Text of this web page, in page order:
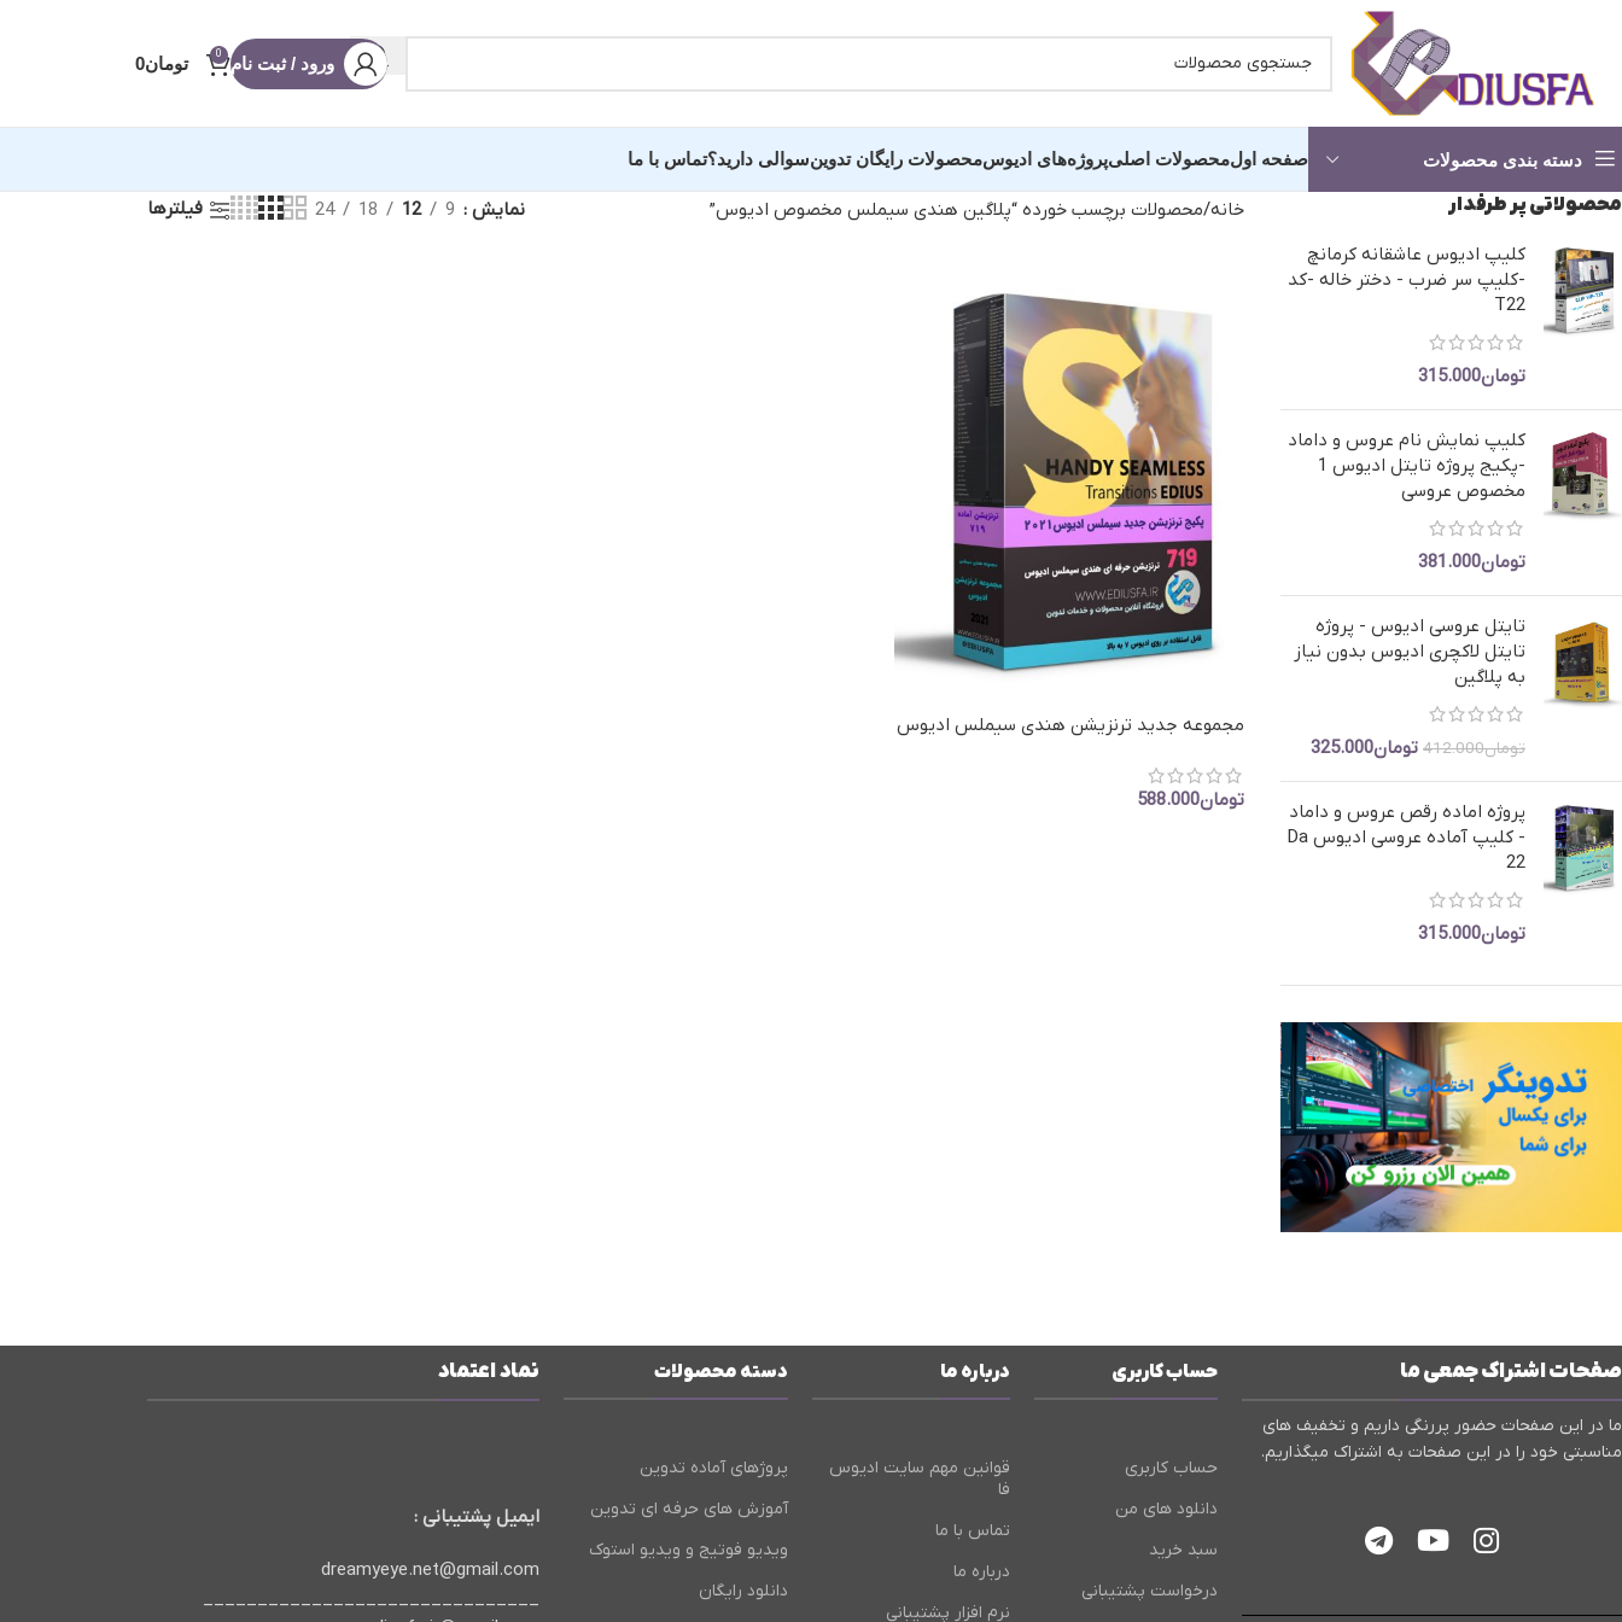
ورود / ثبت نام 0 تومان0
دسته بندی محصولات
کلیپ آماده عروسی -شروع مجلس
پروژه آماده استارت
کلیپ دکلمه عاشقانه
کلیپ آرایشگاه عروس
پروژه کلیپ باغ عروس
پروژه کلیپ مسیر- ماشین عروس
انچه خواهید دید و خلاصه فیلم
کلیپ آماده فرمالیته
کلیپ اماده عاشقانه عروس
کلیپ حنابندان
کلیپ رقص دونفره عروس و داماد
کلیپ رقص مجلس
کلیپ تیتراژ پایان عروسی
صفحه اولمحصولات اصلیپروژه‌های ادیوسمحصولات رایگان تدوینسوالی دارید؟تماس با ما
محصولاتی پر طرفدار
کلیپ ادیوس عاشقانه کرمانچ
-کلیپ سر ضرب - دختر خاله -کد
T22
تومان315.000
کلیپ نمایش نام عروس و داماد
-پکیج پروژه تایتل ادیوس 1
مخصوص عروسی
تومان381.000
تایتل عروسی ادیوس - پروژه
تایتل لاکچری ادیوس بدون نیاز
به پلاگین
تومان412.000 تومان325.000
پروژه اماده رقص عروس و داماد
- کلیپ آماده عروسی ادیوس Da
22
تومان315.000
خانه محصولات برچسب خورده “پلاگین هندی سیملس مخصوص ادیوس” نمایش 9
12
18
24 فیلترها
مجموعه جدید ترنزیشن هندی سیملس ادیوس
تومان588.000
صفحات اشتراک جمعی ما
ما در این صفحات حضور پررنگی داریم و تخفیف های
مناسبتی خود را در این صفحات به اشتراک میگذاریم.
حساب کاربری
حساب کاربری
دانلود های من
سبد خرید
درخواست پشتیبانی
درباره ما
قوانین مهم سایت ادیوس
فا
تماس با ما
درباره ما
نرم افزار پشتیبانی
دسته محصولات
پروژهای آماده تدوین
آموزش های حرفه ای تدوین
ویدیو فوتیج و ویدیو استوک
دانلود رایگان
نماد اعتماد
ایمیل پشتیبانی :
dreamyeye.net@gmail.com
_______________________________